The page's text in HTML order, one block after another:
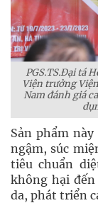
PGS.TS.Đại tá
Viện trưởng
Nam đánh giá
Sản phẩm
ngậm, súc
tiêu chuẩn
không hại
da, phát triển